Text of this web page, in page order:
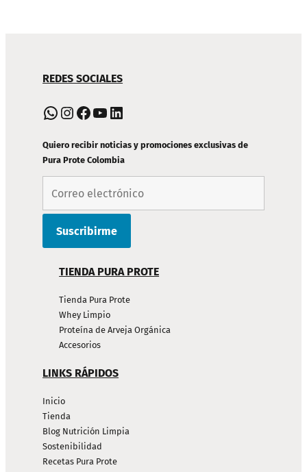
DE
PIE
PÁGINA
REDES SOCIALES
WhatsApp Instagram Facebook YouTube LinkedIn
Quiero recibir noticias y promociones exclusivas de
Pura Prote Colombia
TIENDA PURA PROTE
Tienda Pura Prote
Whey Limpio
Proteína de Arveja Orgánica
Accesorios
LINKS RÁPIDOS
Inicio
Tienda
Blog Nutrición Limpia
Sostenibilidad
Recetas Pura Prote